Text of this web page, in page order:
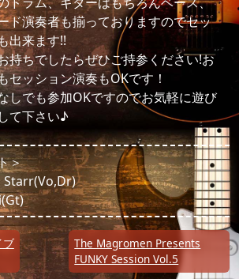
ド演奏者も揃っておりますのでセッ
出来ます!!
持ちでしたらぜひご持参ください!お
セッション演奏もOKです！
しでも参加OKですのでお気軽に遊び
て下さい♪
＞
Starr(Vo,Dr)
ション
ブ
The Magromen Presents
FUNKY Session Vol.5